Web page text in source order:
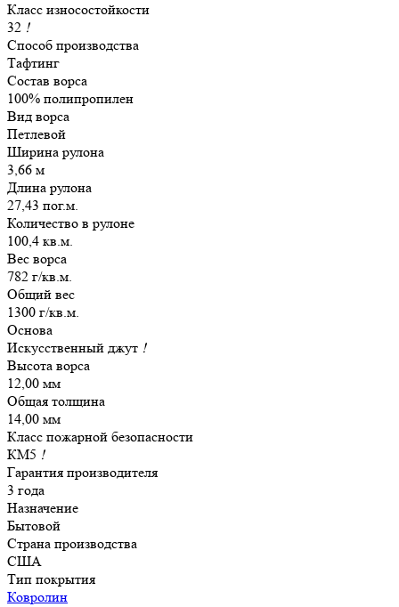
Класс износостойкости
32 !
Способ производства
Тафтинг
Состав ворса
100% полипропилен
Вид ворса
Петлевой
Ширина рулона
3,66 м
Длина рулона
27,43 пог.м.
Количество в рулоне
100,4 кв.м.
Вес ворса
782 г/кв.м.
Общий вес
1300 г/кв.м.
Основа
Искусственный джут !
Высота ворса
12,00 мм
Общая толщина
14,00 мм
Класс пожарной безопасности
КМ5 !
Гарантия производителя
3 года
Назначение
Бытовой
Страна производства
США
Тип покрытия
Ковролин